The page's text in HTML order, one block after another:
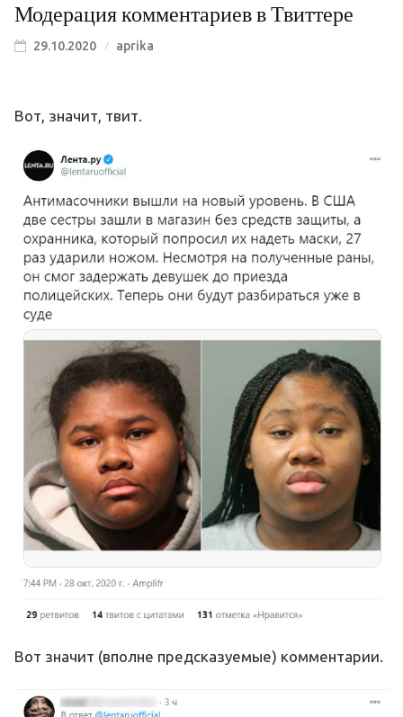
Модерация комментариев в Твиттере
29.10.2020 aprika
Вот, значит, твит.
Вот значит (вполне предсказуемые) комментарии.